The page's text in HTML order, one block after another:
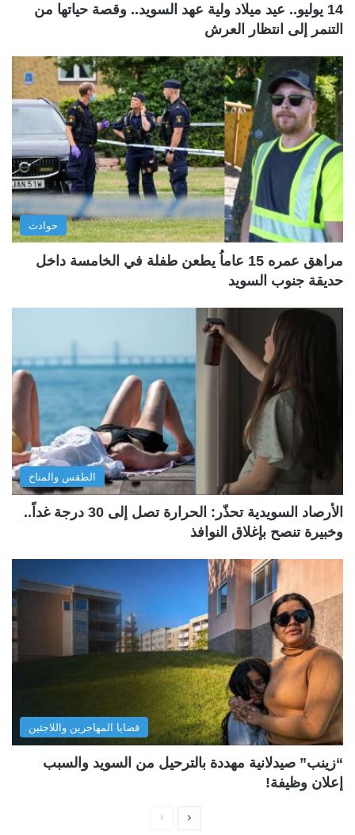
14 يوليو.. عيد ميلاد ولية عهد السويد.. وقصة حياتها من
التنمر إلى انتظار العرش
حوادث
مراهق عمره 15 عاماُ يطعن طفلة في الخامسة داخل
حديقة جنوب السويد
الطقس والمناخ
الأرصاد السويدية تحذّر: الحرارة تصل إلى 30 درجة غداً..
وخبيرة تنصح بإغلاق النوافذ
قضايا المهاجرين واللاجئين
“زينب” صيدلانية مهددة بالترحيل من السويد والسبب
إعلان وظيفة!